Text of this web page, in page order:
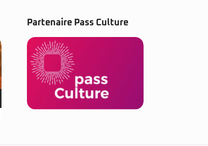
Partenaire Pass Culture